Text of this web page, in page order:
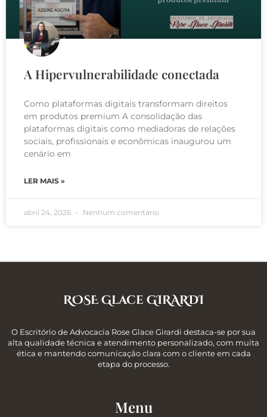
A Hipervulnerabilidade conectada
Como plataformas digitais transformam direitos
em produtos premium A consolidação das
plataformas digitais como mediadoras de relações
sociais, profissionais e econômicas inaugurou um
cenário em
LER MAIS »
abril 24, 2026 Nenhum comentário
ROSE Glace GIRARDI
O Escritório de Advocacia Rose Glace Girardi destaca-se por sua
alta qualidade técnica e atendimento personalizado, com muita
ética e mantendo comunicação clara com o cliente em cada
etapa do processo.
Menu